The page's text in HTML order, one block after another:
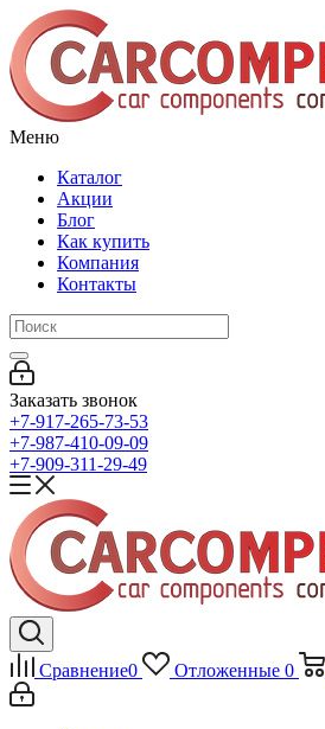
Меню
Каталог
Акции
Блог
Как купить
Компания
Контакты
Заказать звонок
+7-917-265-73-53
+7-987-410-09-09
+7-909-311-29-49
Сравнение0 Отложенные 0